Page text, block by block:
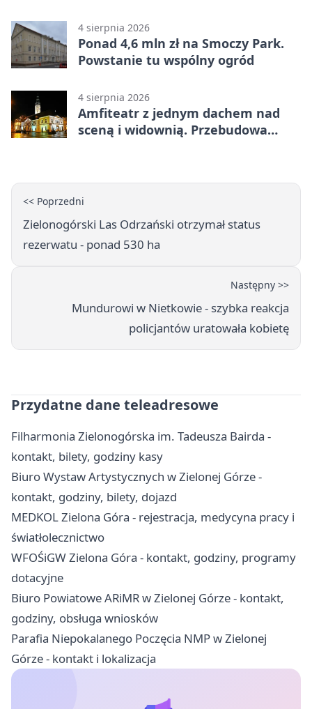
4 sierpnia 2026
Ponad 4,6 mln zł na Smoczy Park.
Powstanie tu wspólny ogród
4 sierpnia 2026
Amfiteatr z jednym dachem nad
sceną i widownią. Przebudowa
<< Poprzedni
Zielonogórski Las Odrzański otrzymał status
rezerwatu - ponad 530 ha
Następny >>
Mundurowi w Nietkowie - szybka reakcja
policjantów uratowała kobietę
Przydatne dane teleadresowe
Filharmonia Zielonogórska im. Tadeusza Bairda -
kontakt, bilety, godziny kasy
Biuro Wystaw Artystycznych w Zielonej Górze -
kontakt, godziny, bilety, dojazd
MEDKOL Zielona Góra - rejestracja, medycyna pracy i
światłolecznictwo
WFOŚiGW Zielona Góra - kontakt, godziny, programy
dotacyjne
Biuro Powiatowe ARiMR w Zielonej Górze - kontakt,
godziny, obsługa wniosków
Parafia Niepokalanego Poczęcia NMP w Zielonej
Górze - kontakt i lokalizacja